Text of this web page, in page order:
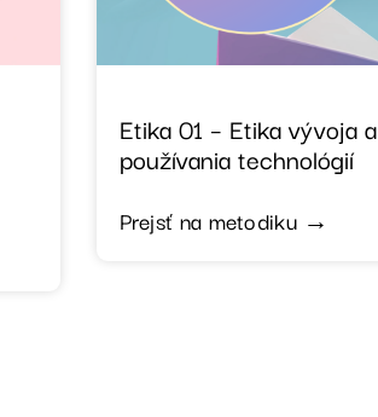
Etika 01 – Etika vývoja a
používania technológií
Prejsť na metodiku →